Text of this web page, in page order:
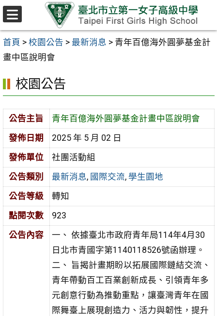
跳至主要內容區
首頁 > 校園公告 > 最新消息 > 青年百億海外圓夢基金計
畫中區說明會
校園公告
公告主旨
青年百億海外圓夢基金計畫中區說明會
發佈日期
2025 年 5 月 02 日
發佈單位
社團活動組
公告類別
最新消息, 國際交流, 學生園地
公告等級
轉知
點閱次數
923
公告內容
一、 依據臺北市政府青年局114年4月30
日北市青國字第1140118526號函辦理。
二、 旨揭計畫期盼以拓展國際鏈結交流、
青年帶動百工百業創 新成長、引領青年多
元創意行動為推動重點，讓臺灣青年在國
際舞臺上展現創造力、活力與韌性，提升
選
單